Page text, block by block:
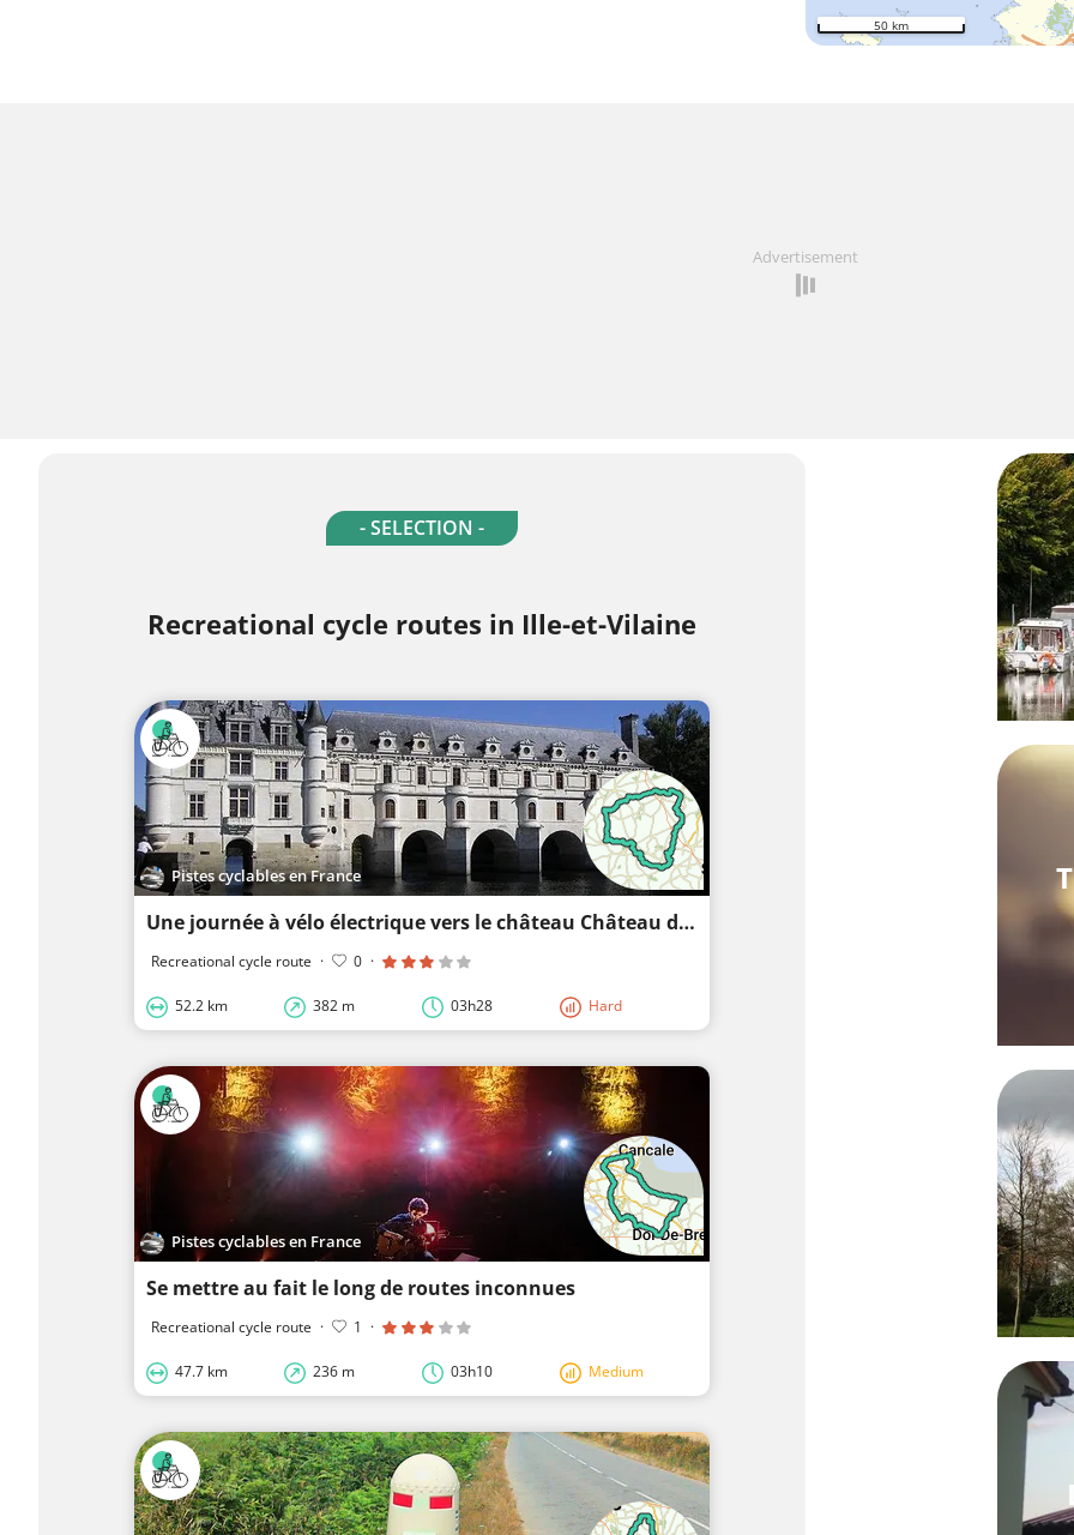
50 km
Advertisement
- SELECTION -
Recreational cycle routes in Ille-et-Vilaine
Pistes cyclables en France
Une journée à vélo électrique vers le château Château de Caradeuc
Recreational cycle route · 0 ·
52.2 km 382 m 03h28 Hard
Pistes cyclables en France
Se mettre au fait le long de routes inconnues
Recreational cycle route · 1 ·
47.7 km 236 m 03h10 Medium